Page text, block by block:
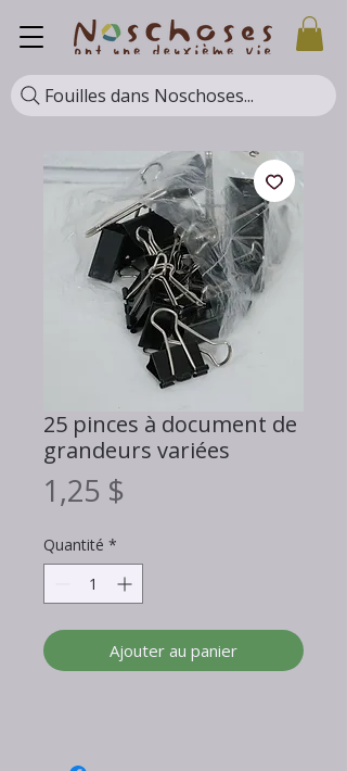
Fouilles dans Noschoses...
25 pinces à document de
grandeurs variées
1,25 $
Quantité *
Ajouter au panier